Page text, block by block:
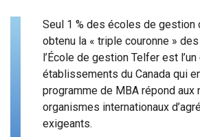
Seul 1 % des écoles de gestion
obtenu la « triple couronne »
l’École de gestion Telfer est
établissements du Canada qui
programme de MBA répond
organismes internationaux
exigeants.